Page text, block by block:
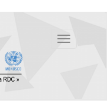
Toggle